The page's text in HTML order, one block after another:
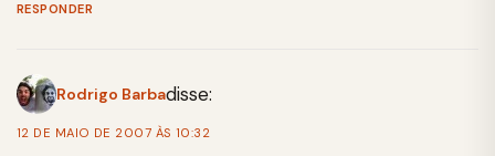
RESPONDER
Rodrigo Barbadisse:
12 DE MAIO DE 2007 ÀS 10:32